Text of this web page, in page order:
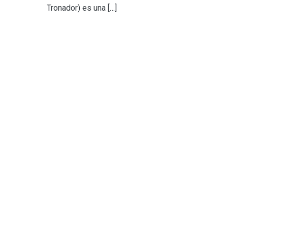
Tronador) es una […]